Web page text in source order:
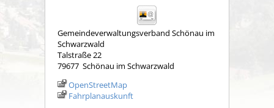
Gemeindeverwaltungsverband Schönau im
Schwarzwald
Talstraße 22
79677 Schönau im Schwarzwald
OpenStreetMap
Fahrplanauskunft